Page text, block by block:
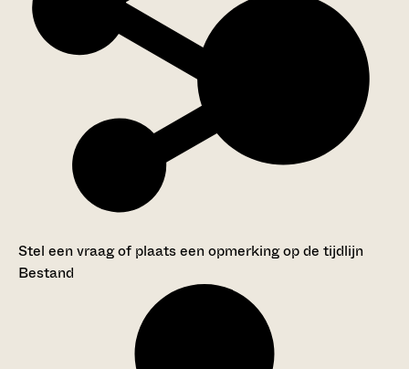
Stel een vraag of plaats een opmerking op de tijdlijn
Bestand